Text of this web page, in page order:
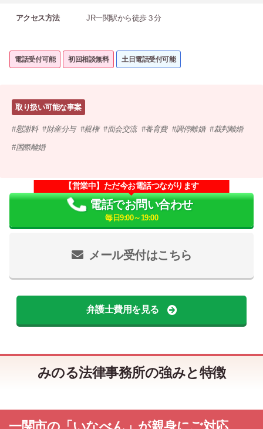
アクセス方法 JR一関駅から徒歩３分
電話受付可能 初回相談無料 土日電話受付可能
取り扱い可能な事案
慰謝料 財産分与 親権 面会交流 養育費 調停離婚 裁判離婚
国際離婚
メール受付はこちら
【営業中】ただ今お電話つながります
電話でお問い合わせ
毎日9:00～19:00
弁護士費用を見る
みのる法律事務所の強みと特徴